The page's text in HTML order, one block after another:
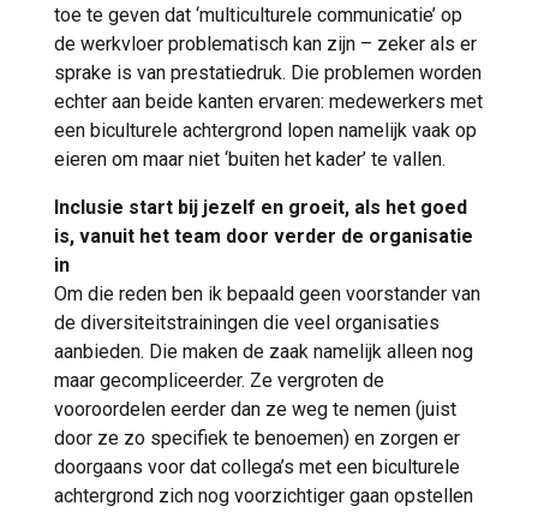
toe te geven dat ‘multiculturele communicatie’ op
de werkvloer problematisch kan zijn – zeker als er
sprake is van prestatiedruk. Die problemen worden
echter aan beide kanten ervaren: medewerkers met
een biculturele achtergrond lopen namelijk vaak op
eieren om maar niet ‘buiten het kader’ te vallen.
Inclusie start bij jezelf en groeit, als het goed
is, vanuit het team door verder de organisatie
in
Om die reden ben ik bepaald geen voorstander van
de diversiteitstrainingen die veel organisaties
aanbieden. Die maken de zaak namelijk alleen nog
maar gecompliceerder. Ze vergroten de
vooroordelen eerder dan ze weg te nemen (juist
door ze zo specifiek te benoemen) en zorgen er
doorgaans voor dat collega’s met een biculturele
achtergrond zich nog voorzichtiger gaan opstellen